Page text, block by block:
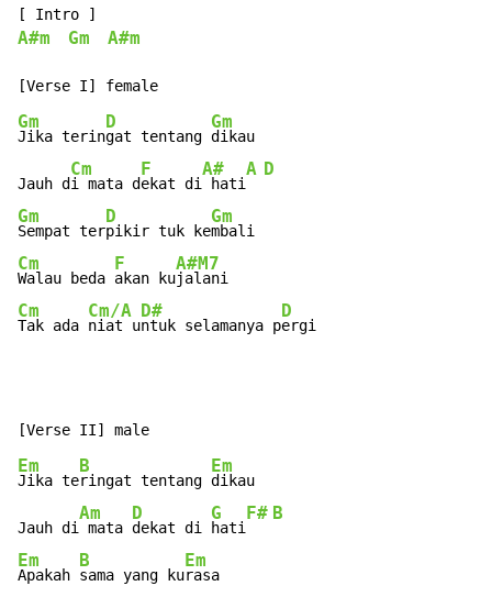
A#m Gm A#m
Gm
Jika terin
D
gat tentang
Gm
dikau
Jauh d
Cm
i mata d
F
ekat di
A#
hati
A D
Gm
Sempat ter
D
pikir tuk ke
Gm
Cm
Walau beda
F
akan ku
A#M7
Cm
Tak ada
Cm/A
niat u
D#
ntuk selamanya p
D
ergi
Em
Jika te
B
ringat tentang
Em
dikau
Jauh di
Am
mata
D
dekat di
G
hati
F# B
Em
Apakah
B
sama yang ku
Em
rasa